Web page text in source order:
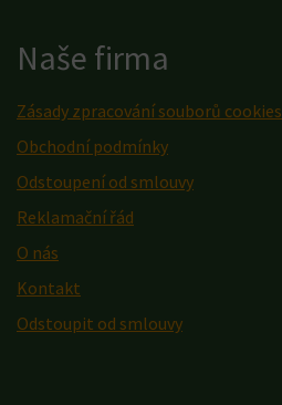
Naše firma
Zásady zpracování souborů cookies
Obchodní podmínky
Odstoupení od smlouvy
Reklamační řád
O nás
Kontakt
Odstoupit od smlouvy